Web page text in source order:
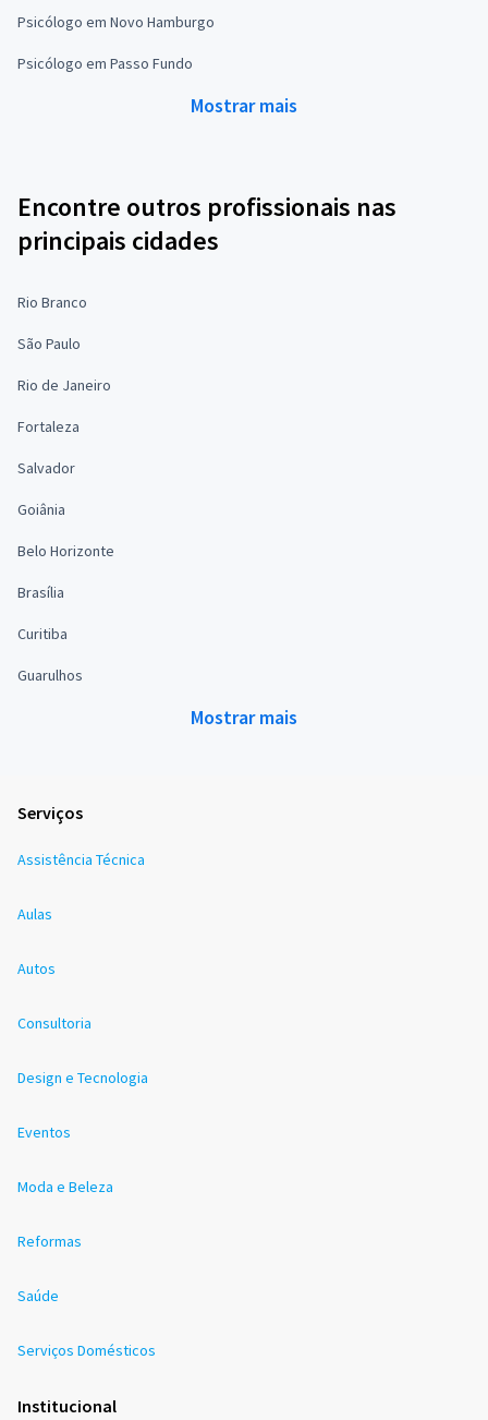
Psicólogo em Novo Hamburgo
Psicólogo em Passo Fundo
Mostrar mais
Encontre outros profissionais nas
principais cidades
Rio Branco
São Paulo
Rio de Janeiro
Fortaleza
Salvador
Goiânia
Belo Horizonte
Brasília
Curitiba
Guarulhos
Mostrar mais
Serviços
Assistência Técnica
Aulas
Autos
Consultoria
Design e Tecnologia
Eventos
Moda e Beleza
Reformas
Saúde
Serviços Domésticos
Institucional